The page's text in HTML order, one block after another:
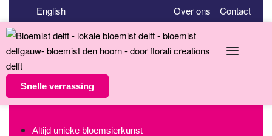
English Over ons Contact
Snelle verrassing
Altijd unieke bloemsierkunst